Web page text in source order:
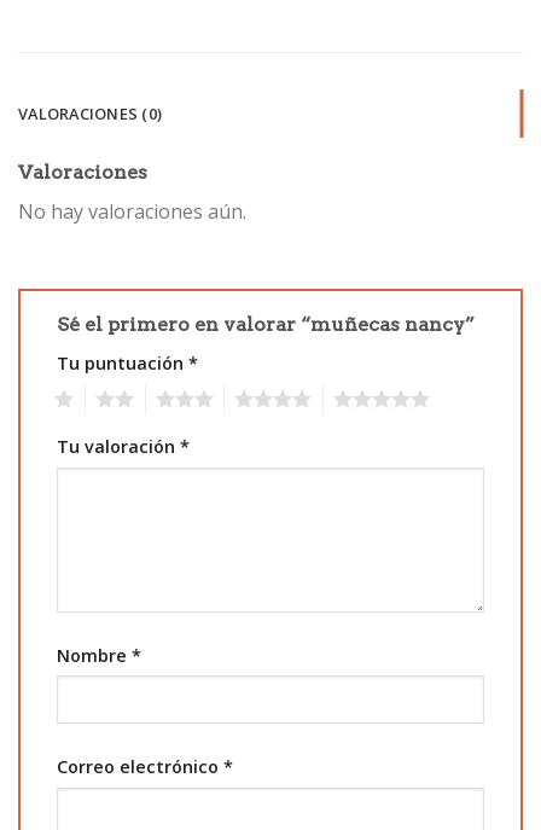
VALORACIONES (0)
Valoraciones
No hay valoraciones aún.
Sé el primero en valorar “muñecas nancy”
Tu puntuación *
Tu valoración *
Nombre *
Correo electrónico *